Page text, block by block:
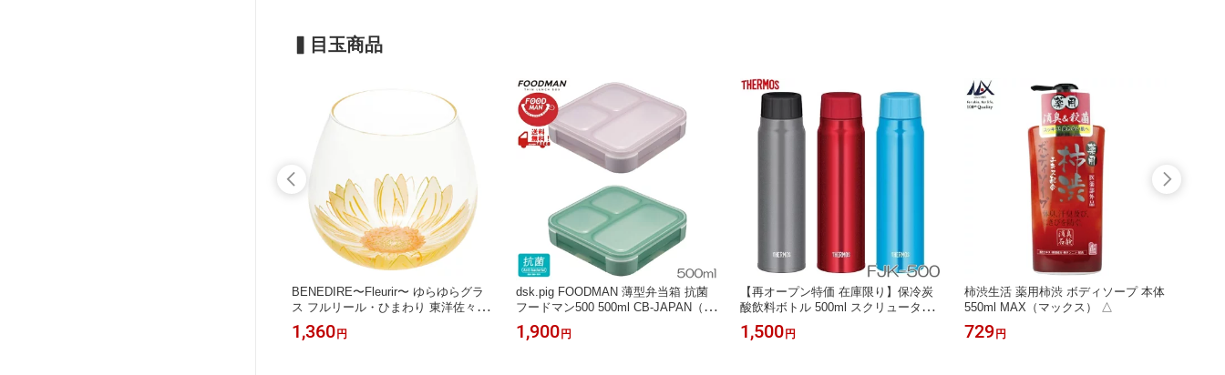
▍目玉商品
BENEDIRE〜Fleurir〜 ゆらゆらグラ
ス フルリール・ひまわり 東洋佐々木
ガラス B-SW91-J426 2607※
1,360 円
dsk.pig FOODMAN 薄型弁当箱 抗菌
フードマン500 500ml CB-JAPAN（シ
ービージャパン） ▼
1,900 円
【再オープン特価 在庫限り】保冷炭
酸飲料ボトル 500ml スクリュータイ
プ スポーツマグ THERMOS（サーモ
ス） FJK-500 ▼
1,500 円
柿渋生活 薬用柿渋 ボディソープ 本体
550ml MAX（マックス） △
729 円